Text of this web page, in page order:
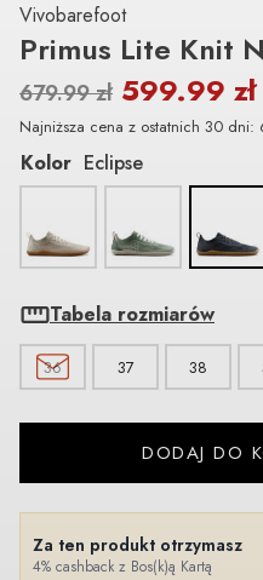
Vivobarefoot
Primus Lite Knit
679.99zł 599.99 zł
Najniższa cena z ostatnich 30 dni:
Kolor Eclipse
Tabela rozmiarów
36 37 38
DODAJ DO
Za ten produkt otrzymasz
4% cashback z Bos(k)ą Kartą